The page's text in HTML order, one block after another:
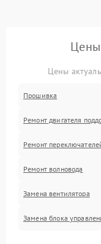
Цены
Цены
Прошивка
Ремонт двигателя
Ремонт
Ремонт волновода
Замена вентилятора
Замена блока